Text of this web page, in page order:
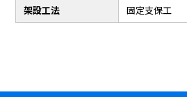
架設工法
固定支保工